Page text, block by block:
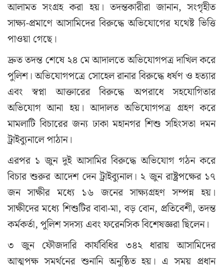
আলামত সংগ্রহ করা হয়। তদন্তকারীরা জানান, সংগৃহীত
সাক্ষ্য-প্রমাণে আসামিদের বিরুদ্ধে অভিযোগের যথেষ্ট ভিত্তি
পাওয়া গেছে।
দ্রুত তদন্ত শেষে ২৪ মে আদালতে অভিযোগপত্র দাখিল করে
পুলিশ। অভিযোগপত্রে সোহেল রানার বিরুদ্ধে ধর্ষণ ও হত্যার
এবং স্বপ্না আক্তারের বিরুদ্ধে অপরাধে সহযোগিতার
অভিযোগ আনা হয়। আদালত অভিযোগপত্র গ্রহণ করে
মামলাটি বিচারের জন্য ঢাকা মহানগর শিশু সহিংসতা দমন
ট্রাইব্যুনালে পাঠান।
এরপর ১ জুন দুই আসামির বিরুদ্ধে অভিযোগ গঠন করে
বিচার শুরুর আদেশ দেন ট্রাইব্যুনাল। ২ জুন রাষ্ট্রপক্ষের ১৭
জন সাক্ষীর মধ্যে ১৬ জনের সাক্ষ্যগ্রহণ সম্পন্ন হয়।
সাক্ষীদের মধ্যে শিশুটির বাবা-মা, বড় বোন, প্রতিবেশী, তদন্ত
কর্মকর্তা, পুলিশ সদস্য এবং ফরেনসিক বিশেষজ্ঞরা ছিলেন।
৩ জুন ফৌজদারি কার্যবিধির ৩৪২ ধারায় আসামিদের
আত্মপক্ষ সমর্থনের শুনানি অনুষ্ঠিত হয়। এ সময় প্রধান